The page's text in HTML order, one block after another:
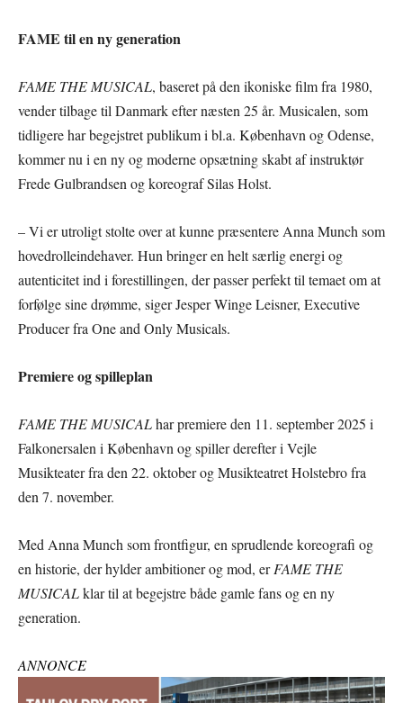
FAME til en ny generation
FAME THE MUSICAL, baseret på den ikoniske film fra 1980,
vender tilbage til Danmark efter næsten 25 år. Musicalen, som
tidligere har begejstret publikum i bl.a. København og Odense,
kommer nu i en ny og moderne opsætning skabt af instruktør
Frede Gulbrandsen og koreograf Silas Holst.
– Vi er utroligt stolte over at kunne præsentere Anna Munch som
hovedrolleindehaver. Hun bringer en helt særlig energi og
autenticitet ind i forestillingen, der passer perfekt til temaet om at
forfølge sine drømme, siger Jesper Winge Leisner, Executive
Producer fra One and Only Musicals.
Premiere og spilleplan
FAME THE MUSICALhar premiere den 11. september 2025 i
Falkonersalen i København og spiller derefter i Vejle
Musikteater fra den 22. oktober og Musikteatret Holstebro fra
den 7. november.
Med Anna Munch som frontfigur, en sprudlende koreografi og
en historie, der hylder ambitioner og mod, erFAME THE
MUSICALklar til at begejstre både gamle fans og en ny
generation.
ANNONCE